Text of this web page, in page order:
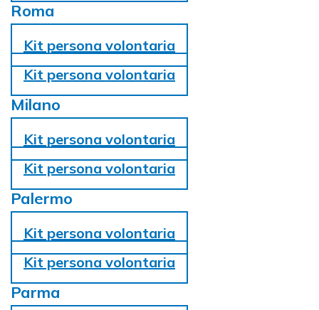
Roma
Kit persona volontaria
Kit persona volontaria
Milano
Kit persona volontaria
Kit persona volontaria
Palermo
Kit persona volontaria
Kit persona volontaria
Parma